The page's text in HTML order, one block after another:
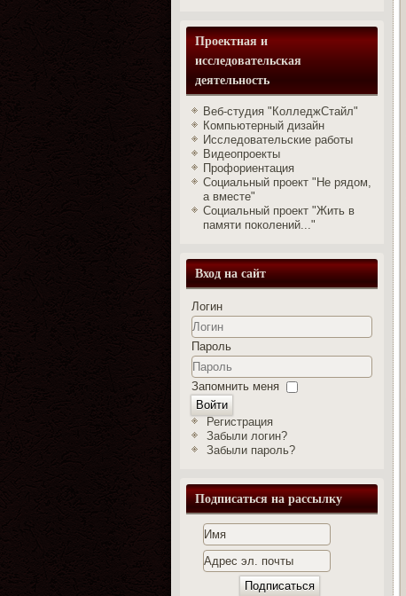
Проектная и
исследовательская
деятельность
Веб-студия "КолледжСтайл"
Компьютерный дизайн
Исследовательские работы
Видеопроекты
Профориентация
Социальный проект "Не рядом,
а вместе"
Социальный проект "Жить в
памяти поколений..."
Вход на сайт
Логин
Пароль
Запомнить меня
Войти
Регистрация
Забыли логин?
Забыли пароль?
Подписаться на рассылку